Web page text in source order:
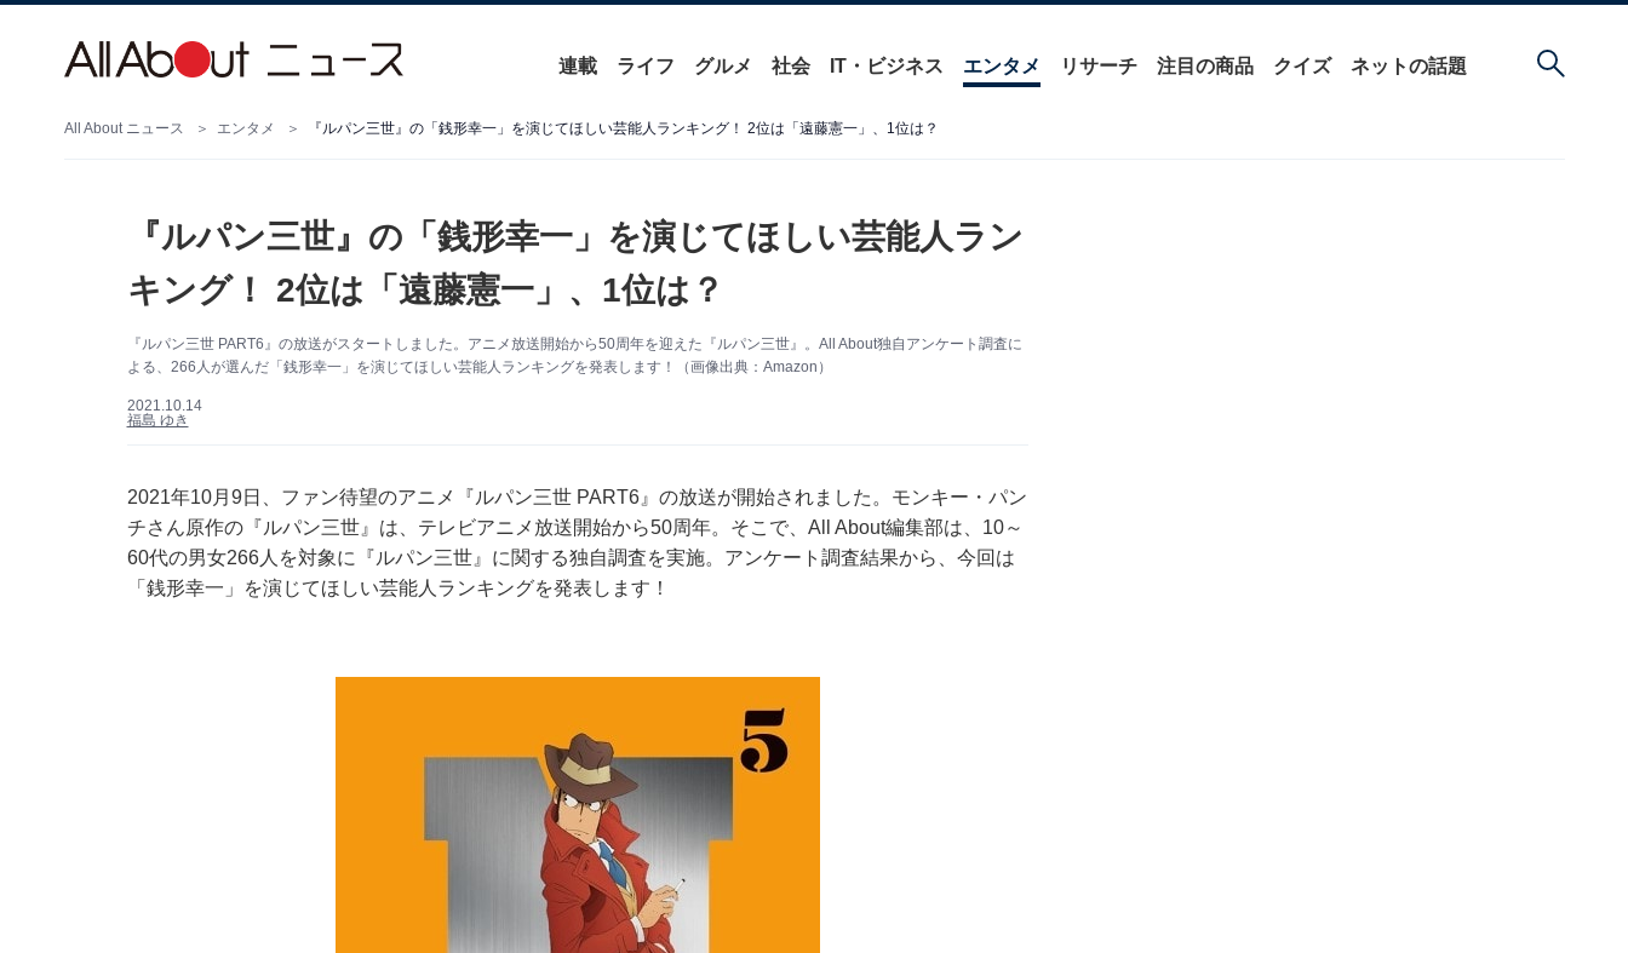
連載 ライフ グルメ 社会 IT・ビジネス エンタメ リサーチ 注目の商品 クイズ ネットの話題
All About ニュース エンタメ 『ルパン三世』の「銭形幸一」を演じてほしい芸能人ランキング！ 2位は「遠藤憲一」、1位は？
『ルパン三世』の「銭形幸一」を演じてほしい芸能人ラン
キング！ 2位は「遠藤憲一」、1位は？
『ルパン三世 PART6』の放送がスタートしました。アニメ放送開始から50周年を迎えた『ルパン三世』。All About独自アンケート調査に
よる、266人が選んだ「銭形幸一」を演じてほしい芸能人ランキングを発表します！（画像出典：Amazon）
2021.10.14
福島 ゆき
2021年10月9日、ファン待望のアニメ『ルパン三世 PART6』の放送が開始されました。モンキー・パン
チさん原作の『ルパン三世』は、テレビアニメ放送開始から50周年。そこで、All About編集部は、10～
60代の男女266人を対象に『ルパン三世』に関する独自調査を実施。アンケート調査結果から、今回は
「銭形幸一」を演じてほしい芸能人ランキングを発表します！